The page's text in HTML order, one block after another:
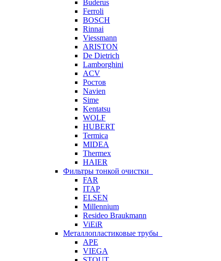
Buderus
Ferroli
BOSCH
Rinnai
Viessmann
ARISTON
De Dietrich
Lamborghini
ACV
Ростов
Navien
Sime
Kentatsu
WOLF
HUBERT
Termica
MIDEA
Thermex
HAIER
Фильтры тонкой очистки
FAR
ITAP
ELSEN
Millennium
Resideo Braukmann
ViEiR
Металлопластиковые трубы
APE
VIEGA